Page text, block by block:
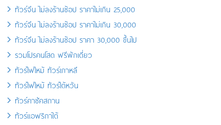
ทัวร์จีน ไม่ลงร้านช้อป ราคาไม่เกิน 25,000
ทัวร์จีน ไม่ลงร้านช้อป ราคาไม่เกิน 30,000
ทัวร์จีน ไม่ลงร้านช้อป ราคา 30,000 ขึ้นไป
รวมโปรคนโสด ฟรีพักเดี่ยว
ทัวร์ไฟไหม้ ทัวร์เกาหลี
ทัวร์ไฟไหม้ ทัวร์ไต้หวัน
ทัวร์คาซัคสถาน
ทัวร์แอฟริกาใต้